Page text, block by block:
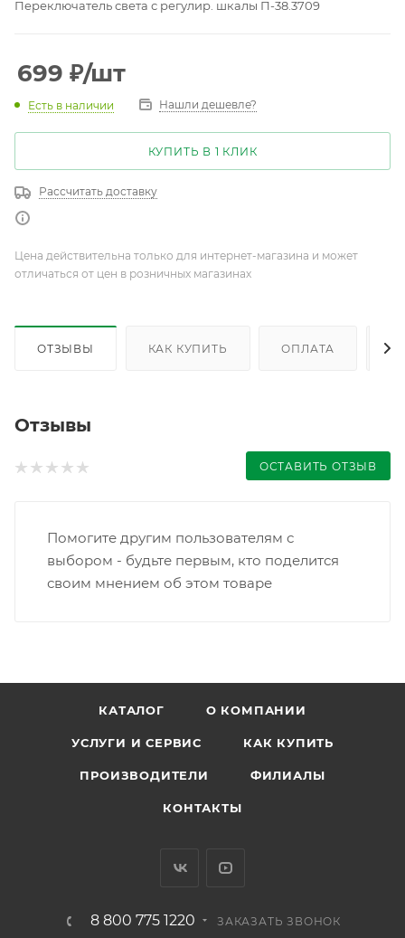
Переключатель света с регулир. шкалы П-38.3709
699 ₽/шт
Есть в наличии Нашли дешевле?
КУПИТЬ В 1 КЛИК
Рассчитать доставку
Цена действительна только для интернет-магазина и может
отличаться от цен в розничных магазинах
ОТЗЫВЫ КАК КУПИТЬ ОПЛАТА
Отзывы
ОСТАВИТЬ ОТЗЫВ
Помогите другим пользователям с
выбором - будьте первым, кто поделится
своим мнением об этом товаре
КАТАЛОГ О КОМПАНИИ
УСЛУГИ И СЕРВИС КАК КУПИТЬ
ПРОИЗВОДИТЕЛИ ФИЛИАЛЫ
КОНТАКТЫ
8 800 775 1220 ЗАКАЗАТЬ ЗВОНОК